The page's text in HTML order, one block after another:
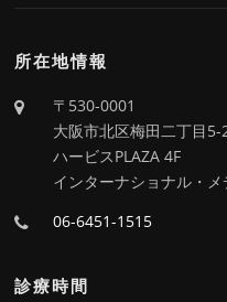
所在地情報
〒530-0001
大阪市北区梅田二丁目5-
ハービスPLAZA 4F
インターナショナル・
06-6451-1515
診療時間